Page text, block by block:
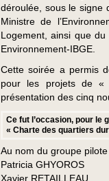
déroulée, sous le signe
Ministre de
Logement, ainsi que
Environnement-IBGE.
Cette soirée a permis
pour les projets de «
présentation des cinq
Ce fut l’occasion, pour le
« Charte des quartiers
Au nom du groupe pilote
Patricia GHYOROS
Xavier RETAILLEAU